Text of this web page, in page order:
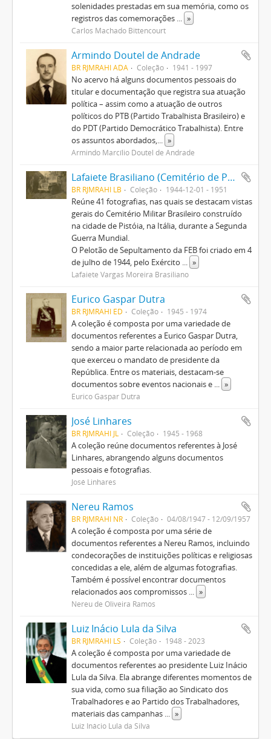
solenidades prestadas em sua memória, como os
registros das comemorações ... »
Carlos Machado Bittencourt
Armindo Doutel de Andrade
BR RJMRAHI ADA Coleção 1941 - 1997
No acervo há alguns documentos pessoais do
titular e documentação que registra sua atuação
política – assim como a atuação de outros
políticos do PTB (Partido Trabalhista Brasileiro) e
do PDT (Partido Democrático Trabalhista). Entre
os assuntos abordados,... »
Armindo Marcílio Doutel de Andrade
Lafaiete Brasiliano (Cemitério de Pistoia)
BR RJMRAHI LB Coleção 1944-12-01 - 1951
Reúne 41 fotografias, nas quais se destacam vistas
gerais do Cemitério Militar Brasileiro construído
na cidade de Pistóia, na Itália, durante a Segunda
Guerra Mundial.
O Pelotão de Sepultamento da FEB foi criado em 4
de julho de 1944, pelo Exército ... »
Lafaiete Vargas Moreira Brasiliano
Eurico Gaspar Dutra
BR RJMRAHI ED Coleção 1945 - 1974
A coleção é composta por uma variedade de
documentos referentes a Eurico Gaspar Dutra,
sendo a maior parte relacionada ao período em
que exerceu o mandato de presidente da
República. Entre os materiais, destacam-se
documentos sobre eventos nacionais e ... »
Eurico Gaspar Dutra
José Linhares
BR RJMRAHI JL Coleção 1945 - 1968
A coleção reúne documentos referentes à José
Linhares, abrangendo alguns documentos
pessoais e fotografias.
José Linhares
Nereu Ramos
BR RJMRAHI NR Coleção 04/08/1947 - 12/09/1957
A coleção é composta por uma série de
documentos referentes a Nereu Ramos, incluindo
condecorações de instituições políticas e religiosas
concedidas a ele, além de algumas fotografias.
Também é possível encontrar documentos
relacionados aos compromissos ... »
Nereu de Oliveira Ramos
Luiz Inácio Lula da Silva
BR RJMRAHI LS Coleção 1948 - 2023
A coleção é composta por uma variedade de
documentos referentes ao presidente Luiz Inácio
Lula da Silva. Ela abrange diferentes momentos de
sua vida, como sua filiação ao Sindicato dos
Trabalhadores e ao Partido dos Trabalhadores,
materiais das campanhas ... »
Luiz Inácio Lula da Silva